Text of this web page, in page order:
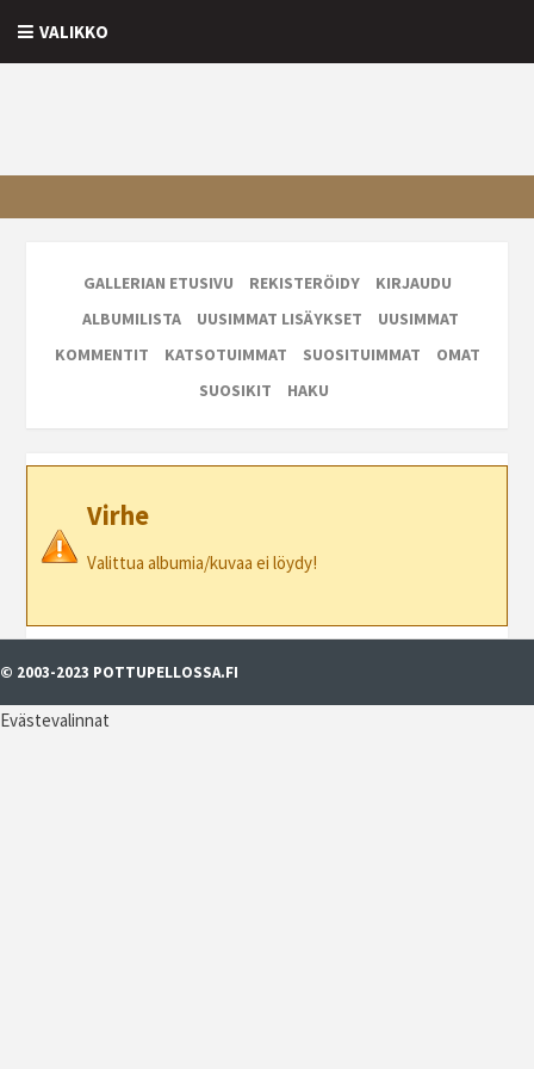
VALIKKO
GALLERIAN ETUSIVU REKISTERÖIDY
KIRJAUDU
ALBUMILISTA
UUSIMMAT LISÄYKSET
UUSIMMAT
KOMMENTIT
KATSOTUIMMAT SUOSITUIMMAT
OMAT
SUOSIKIT
HAKU
Virhe
Valittua albumia/kuvaa ei löydy!
© 2003-2023 POTTUPELLOSSA.FI
Evästevalinnat